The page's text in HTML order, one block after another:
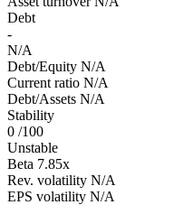
Debt
-
N/A
Debt/Equity N/A
Current ratio N/A
Debt/Assets N/A
Stability
0 /100
Unstable
Beta 7.85x
Rev. volatility N/A
EPS volatility N/A